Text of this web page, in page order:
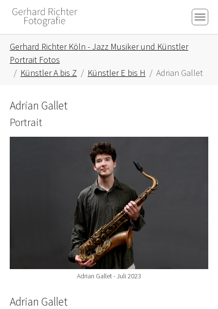
Skip to main content
Skip to page footer
Gerhard Richter Köln - Jazz Musiker und Künstler
Portrait Fotos
Künstler A bis Z
Künstler E bis H Adrian Gallet
Adrian Gallet
Portrait
Show larger version for:
Adrian Gallet - Juli 2023
Adrian Gallet